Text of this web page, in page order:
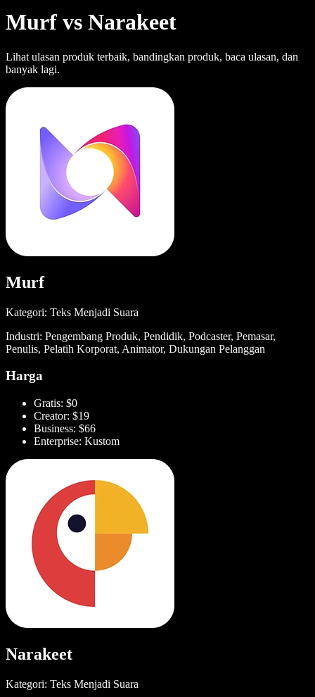
Murf vs Narakeet
Lihat ulasan produk terbaik, bandingkan produk, baca ulasan, dan
banyak lagi.
Murf
Kategori: Teks Menjadi Suara
Industri: Pengembang Produk, Pendidik, Podcaster, Pemasar,
Penulis, Pelatih Korporat, Animator, Dukungan Pelanggan
Harga
Gratis: $0
Creator: $19
Business: $66
Enterprise: Kustom
Narakeet
Kategori: Teks Menjadi Suara